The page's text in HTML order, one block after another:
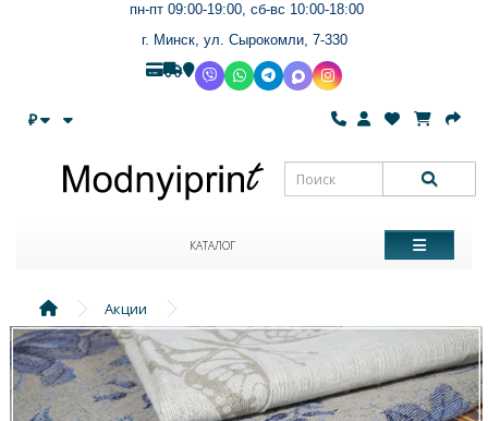
пн-пт 09:00-19:00, сб-вс 10:00-18:00
г. Минск, ул. Сырокомли, 7-330
₽
КАТАЛОГ
Акции